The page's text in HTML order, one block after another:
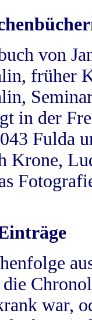
von
früher
in der
Fulda
Krone,
war,